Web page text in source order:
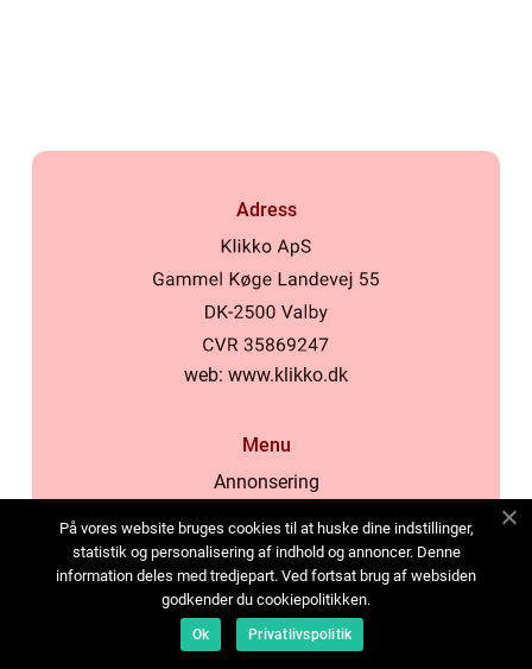
Adress
web: www.klikko.dk
Menu
Annonsering
Cookies
Kontakta oss
Sitemap
På vores website bruges cookies til at huske dine indstillinger,
statistik og personalisering af indhold og annoncer. Denne
information deles med tredjepart. Ved fortsat brug af websiden
godkender du cookiepolitikken.
Ok Privatlivspolitik